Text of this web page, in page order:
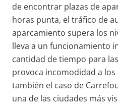
de encontrar plazas de
horas punta, el tráfico de
aparcamiento supera los
lleva a un funcionamiento
cantidad de tiempo para
provoca incomodidad a los
también el caso de
una de las ciudades más